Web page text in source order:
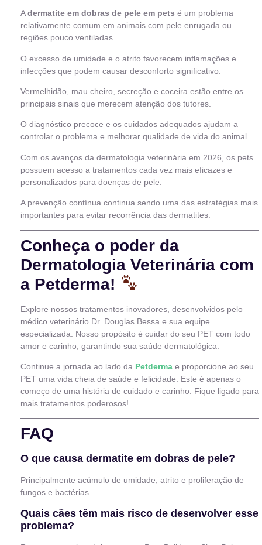
Adermatite em dobras de pele em pets é um problema
relativamente comum em animais com pele enrugada ou
regiões pouco ventiladas.
O excesso de umidade e o atrito favorecem inflamações e
infecções que podem causar desconforto significativo.
Vermelhidão, mau cheiro, secreção e coceira estão entre os
principais sinais que merecem atenção dos tutores.
O diagnóstico precoce e os cuidados adequados ajudam a
controlar o problema e melhorar qualidade de vida do animal.
Com os avanços da dermatologia veterinária em 2026, os pets
possuem acesso a tratamentos cada vez mais eficazes e
personalizados para doenças de pele.
A prevenção contínua continua sendo uma das estratégias mais
importantes para evitar recorrência das dermatites.
Conheça o poder da
Dermatologia Veterinária com
a Petderma!
Explore nossos tratamentos inovadores, desenvolvidos pelo
médico veterinário Dr. Douglas Bessa e sua equipe
especializada. Nosso propósito é cuidar do seu PET com todo
amor e carinho, garantindo sua saúde dermatológica.
Continue a jornada ao lado da Petderma e proporcione ao seu
PET uma vida cheia de saúde e felicidade. Este é apenas o
começo de uma história de cuidado e carinho. Fique ligado para
mais tratamentos poderosos!
FAQ
O que causa dermatite em dobras de pele?
Principalmente acúmulo de umidade, atrito e proliferação de
fungos e bactérias.
Quais cães têm mais risco de desenvolver esse
problema?